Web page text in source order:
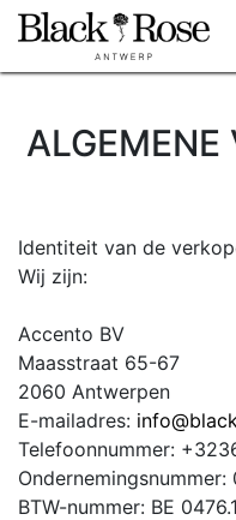
ALGEMENE
Identiteit van de
Wij zijn:
Accento BV
Maasstraat 65-67
2060 Antwerpen
E-mailadres:
Telefoonnummer:
Ondernemingsnummer:
BTW-nummer: BE